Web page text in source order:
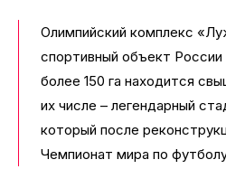
Олимпийский комплекс
спортивный объект
более 150 га находится
их числе – легендарный
который после
Чемпионат мира по